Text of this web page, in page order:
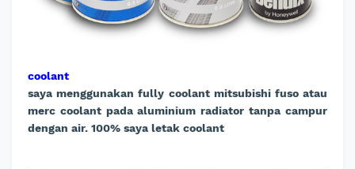
coolant
saya menggunakan fully coolant mitsubishi fuso atau
merc coolant pada aluminium radiator tanpa campur
dengan air. 100% saya letak coolant